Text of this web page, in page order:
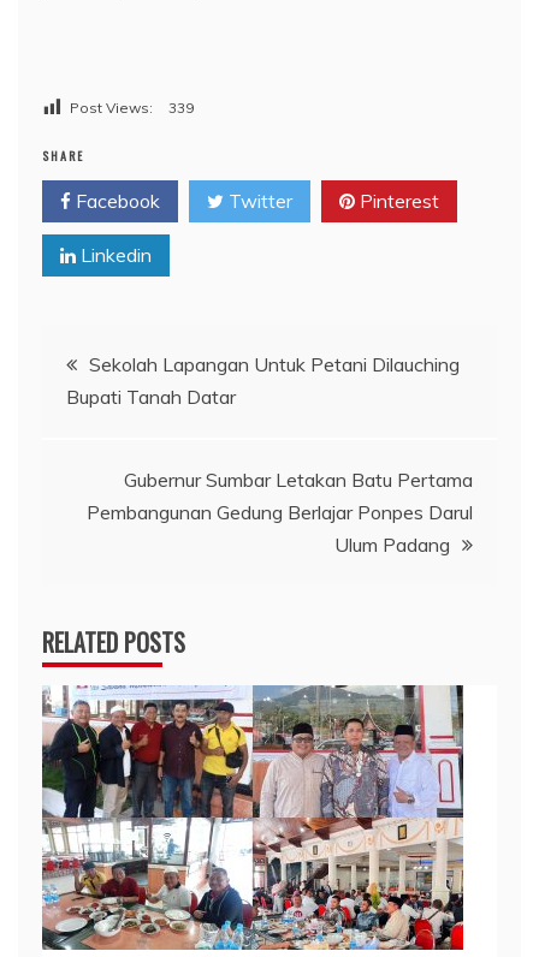
Post Views: 339
SHARE
Facebook Twitter Pinterest
Linkedin
Navigasi
pos
Sekolah Lapangan Untuk Petani Dilauching
Bupati Tanah Datar
Gubernur Sumbar Letakan Batu Pertama
Pembangunan Gedung Berlajar Ponpes Darul
Ulum Padang
RELATED POSTS